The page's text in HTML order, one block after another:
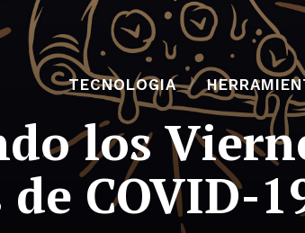
TECNOLOGIA
los
COVID-